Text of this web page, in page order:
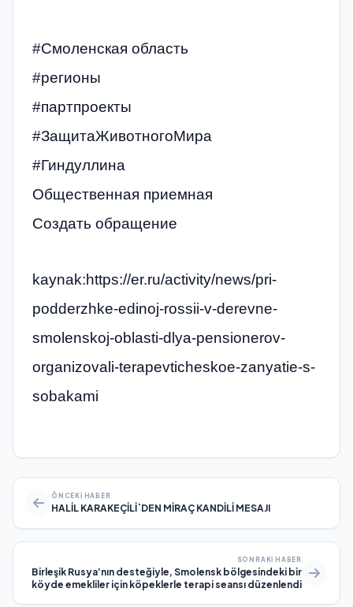
#Смоленская область
#регионы
#партпроекты
#ЗащитаЖивотногоМира
#Гиндуллина
Общественная приемная
Создать обращение
kaynak:https://er.ru/activity/news/pri-
podderzhke-edinoj-rossii-v-derevne-
smolenskoj-oblasti-dlya-pensionerov-
organizovali-terapevticheskoe-zanyatie-s-
sobakami
ÖNCEKI HABER
HALİL KARAKEÇİLİ`DEN MİRAÇ KANDİLİ MESAJI
SONRAKI HABER
Birleşik Rusya’nın desteğiyle, Smolensk bölgesindeki bir
köyde emekliler için köpeklerle terapi seansı düzenlendi